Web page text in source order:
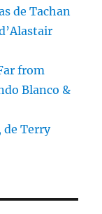
de Tachan
from
Blanco &
de Terry